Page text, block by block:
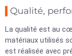
Qualité,
La qualité est au
matériaux utilisés
est réalisée avec